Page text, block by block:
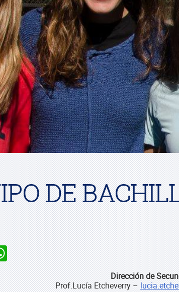
DE
WhatsApp
Dirección de
Prof.Lucía Etcheverry –